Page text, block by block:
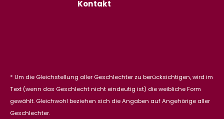
Kontakt
* Um die Gleichstellung aller Geschlechter zu berücksichtigen, wird im
Text (wenn das Geschlecht nicht eindeutig ist) die weibliche Form
gewählt. Gleichwohl beziehen sich die Angaben auf Angehörige aller
Geschlechter.